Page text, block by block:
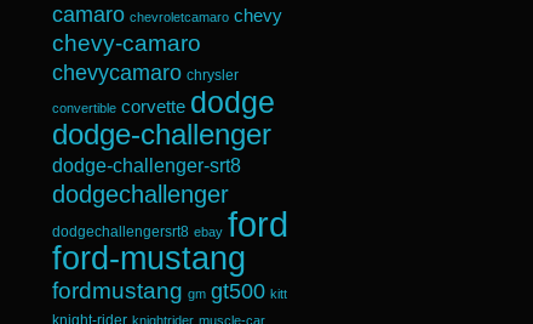
camaro chevroletcamaro chevy
chevy-camaro
chevycamaro chrysler
convertible corvette dodge
dodge-challenger
dodge-challenger-srt8
dodgechallenger
dodgechallengersrt8 ebay ford
ford-mustang
fordmustang gm gt500 kitt
knight-rider knightrider muscle-car